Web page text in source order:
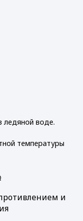
ледяной воде.
температуры